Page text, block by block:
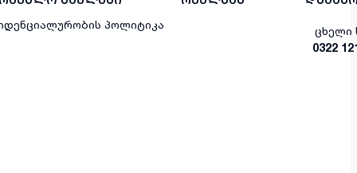
პოლიტიკა
ცხელი
0322